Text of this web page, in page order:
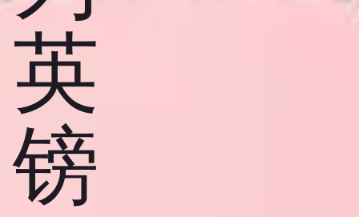
英
镑